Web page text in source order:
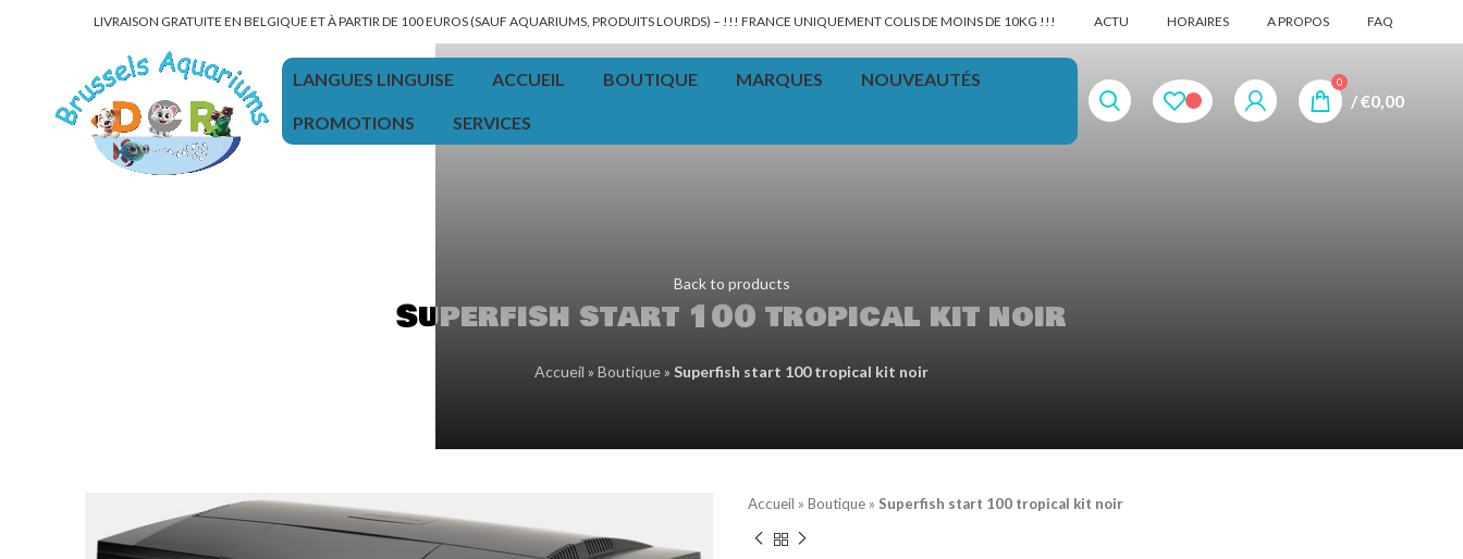
LIVRAISON GRATUITE EN BELGIQUE ET À PARTIR DE 100 EUROS (SAUF AQUARIUMS, PRODUITS LOURDS) – !!! FRANCE UNIQUEMENT COLIS DE MOINS DE 10KG !!! ACTU HORAIRES A PROPOS FAQ
LANGUES LINGUISE ACCUEIL BOUTIQUE MARQUES NOUVEAUTÉS
PROMOTIONS SERVICES
0
/€0,00
Back to products
Superfish start 100 tropical kit noir
Accueil » Boutique» Superfish start 100 tropical kit noir
Accueil » Boutique » Superfish start 100 tropical kit noir